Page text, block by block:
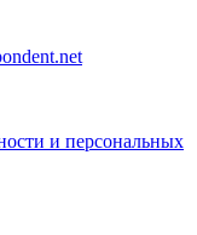
и персональных